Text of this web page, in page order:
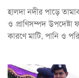
হালদা নদীর পাড়ে
ও প্রাণিসম্পদ
কারণে মাটি, পানি ও